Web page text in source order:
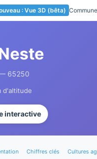
: Vue 3D (bêta)
65250
d'altitude
interactive
Chiffres clés Cultures